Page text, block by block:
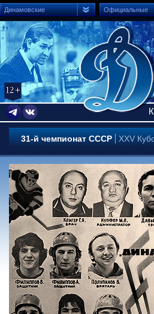
Динамовские Официальные
31-й чемпионат СССР XXV